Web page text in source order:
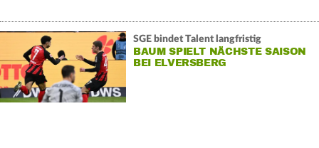
SGE bindet Talent langfristig
BAUM SPIELT NÄCHSTE SAISON
BEI ELVERSBERG